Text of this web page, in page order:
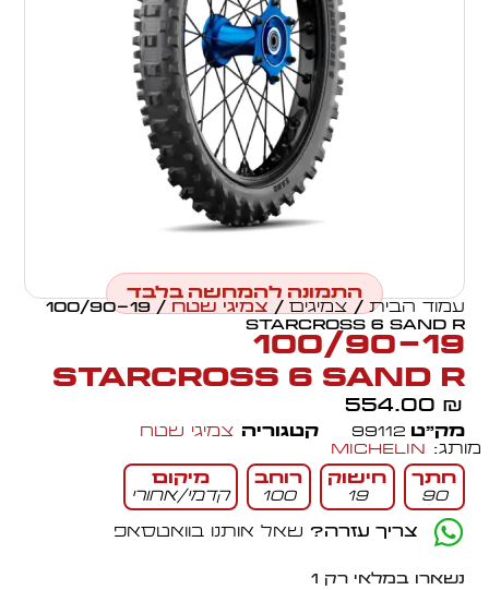
התמונה להמחשה בלבד
עמוד הבית/ צמיגים / צמיגי שטח
/ 100/90-19
STARCROSS 6 SAND R
100/90-19
STARCROSS 6 SAND R
554.00 ₪
מק״ט 99112 קטגוריה צמיגי שטח
מותג: Michelin
חתך
90
חישוק
19
רוחב
100
מיקום
קדמי/אחורי
צריך עזרה? שאל אותנו בוואטסאפ
נשארו במלאי רק 1